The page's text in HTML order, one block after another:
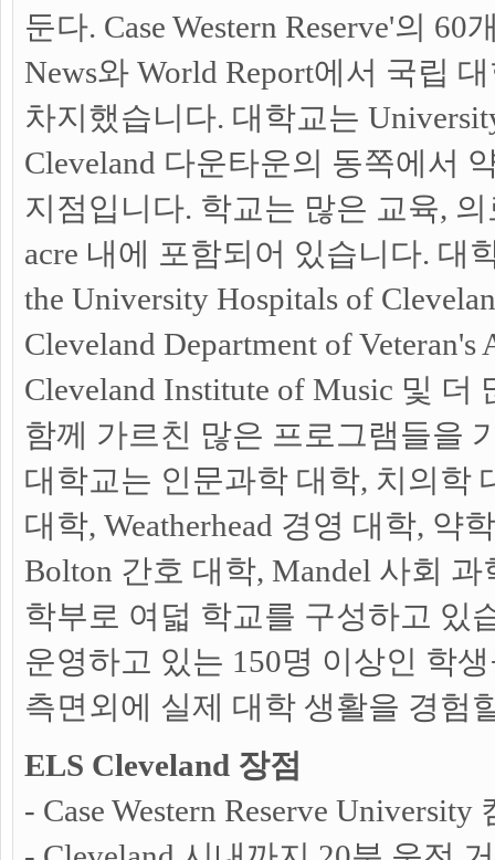
둔다. Case Western Reserve'의
News와 World Report에서 국립
차지했습니다. 대학교는
Cleveland 다운타운의 동쪽에서
지점입니다. 학교는 많은 교육,
acre 내에 포함되어 있습니다. 대
the University Hospitals of
Cleveland Department of
Cleveland Institute of Music 및 더
함께 가르친 많은 프로그램들을
대학교는 인문과학 대학, 치의학
대학, Weatherhead 경영 대학, 약
Bolton 간호 대학, Mandel 사회
학부로 여덟 학교를 구성하고 있
운영하고 있는 150명 이상인 학
측면외에 실제 대학 생활을 경험
ELS Cleveland 장점
- Case Western Reserve